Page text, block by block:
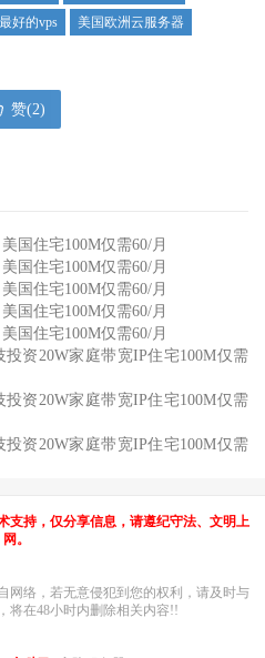
好的vps 美国欧洲云服务器
赞(2)
国住宅100M仅需60/月
国住宅100M仅需60/月
国住宅100M仅需60/月
国住宅100M仅需60/月
国住宅100M仅需60/月
投资20W家庭带宽IP住宅100M仅需
投资20W家庭带宽IP住宅100M仅需
投资20W家庭带宽IP住宅100M仅需
支持，仅分享信息，请遵纪守法、文明上
网。
网络，若无意侵犯到您的权利，请及时与
将在48小时内删除相关内容!!